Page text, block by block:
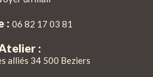
: 06 82 17 03 81
:
alliés 34 500 Beziers